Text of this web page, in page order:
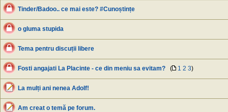
Tinder/Badoo.. ce mai este? #Cunoștințe
o gluma stupida
Tema pentru discuții libere
Fosti angajati La Placinte - ce din meniu sa evitam? ( 1 2 3)
La mulți ani nenea Adolf!
Am creat o temă pe forum.